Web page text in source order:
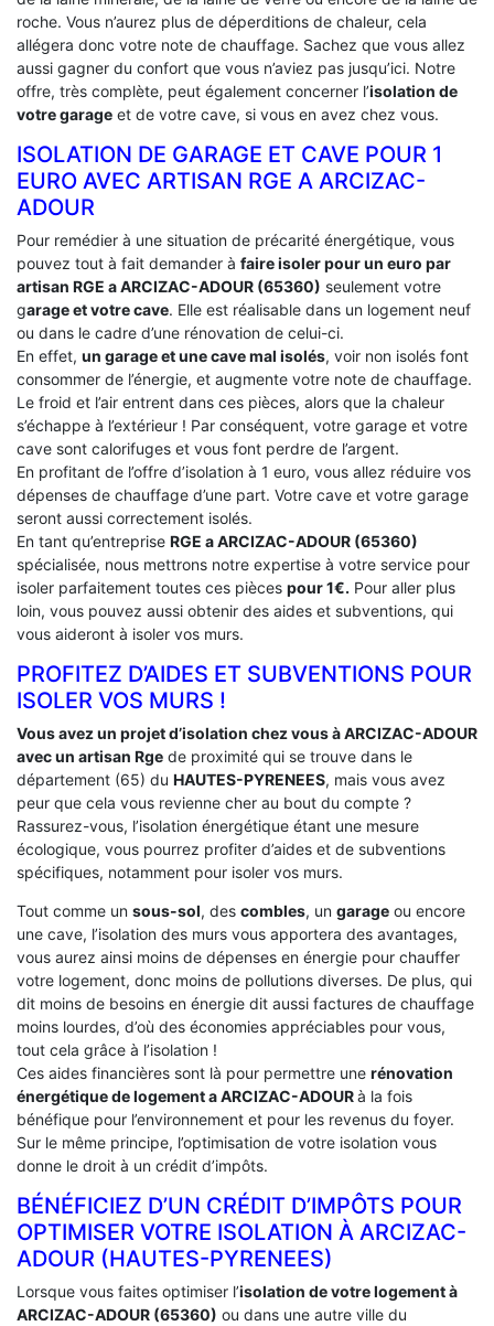
roche. Vous n’aurez plus de déperditions de chaleur, cela
allégera donc votre note de chauffage. Sachez que vous allez
aussi gagner du confort que vous n’aviez pas jusqu’ici. Notre
offre, très complète, peut également concerner l’isolation de
votre garage et de votre cave, si vous en avez chez vous.
ISOLATION DE GARAGE ET CAVE POUR 1
EURO AVEC ARTISAN RGE A ARCIZAC-
ADOUR
Pour remédier à une situation de précarité énergétique, vous
pouvez tout à fait demander à faire isoler pour un euro par
artisan RGE a ARCIZAC-ADOUR (65360) seulement votre
garage et votre cave. Elle est réalisable dans un logement neuf
ou dans le cadre d’une rénovation de celui-ci.
En effet, un garage et une cave mal isolés, voir non isolés font
consommer de l’énergie, et augmente votre note de chauffage.
Le froid et l’air entrent dans ces pièces, alors que la chaleur
s’échappe à l’extérieur ! Par conséquent, votre garage et votre
cave sont calorifuges et vous font perdre de l’argent.
En profitant de l’offre d’isolation à 1 euro, vous allez réduire vos
dépenses de chauffage d’une part. Votre cave et votre garage
seront aussi correctement isolés.
En tant qu’entreprise RGE a ARCIZAC-ADOUR (65360)
spécialisée, nous mettrons notre expertise à votre service pour
isoler parfaitement toutes ces pièces pour 1€. Pour aller plus
loin, vous pouvez aussi obtenir des aides et subventions, qui
vous aideront à isoler vos murs.
PROFITEZ D’AIDES ET SUBVENTIONS POUR
ISOLER VOS MURS !
Vous avez un projet d’isolation chez vous à ARCIZAC-ADOUR
avec un artisan Rge de proximité qui se trouve dans le
département (65) du HAUTES-PYRENEES, mais vous avez
peur que cela vous revienne cher au bout du compte ?
Rassurez-vous, l’isolation énergétique étant une mesure
écologique, vous pourrez profiter d’aides et de subventions
spécifiques, notamment pour isoler vos murs.
Tout comme un sous-sol, des combles, un garage ou encore
une cave, l’isolation des murs vous apportera des avantages,
vous aurez ainsi moins de dépenses en énergie pour chauffer
votre logement, donc moins de pollutions diverses. De plus, qui
dit moins de besoins en énergie dit aussi factures de chauffage
moins lourdes, d’où des économies appréciables pour vous,
tout cela grâce à l’isolation !
Ces aides financières sont là pour permettre une rénovation
énergétique de logement aARCIZAC-ADOURà la fois
bénéfique pour l’environnement et pour les revenus du foyer.
Sur le même principe, l’optimisation de votre isolation vous
donne le droit à un crédit d’impôts.
BÉNÉFICIEZ D’UN CRÉDIT D’IMPÔTS POUR
OPTIMISER VOTRE ISOLATION À ‎ARCIZAC-
ADOUR (HAUTES-PYRENEES)
Lorsque vous faites optimiser l’isolation de votre logement à
ARCIZAC-ADOUR (65360) ou dans une autre ville du